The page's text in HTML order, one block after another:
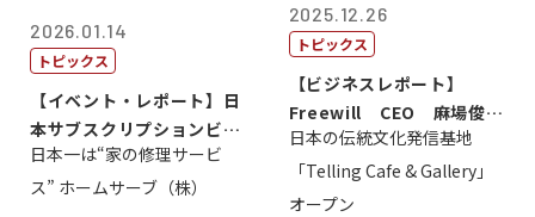
2026.01.14
トピックス
【イベント・レポート】日
本サブスクリプションビジ
ネス大賞20...
日本一は“家の修理サービ
ス” ホームサーブ（株）
2025.12.26
トピックス
【ビジネスレポート】
Freewill CEO 麻場俊行
氏
日本の伝統文化発信基地
「Telling Cafe & Gallery」
オープン